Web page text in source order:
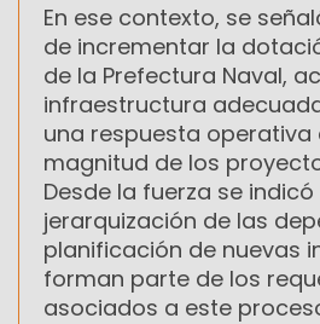
En ese contexto, se
de incrementar la
de la Prefectura Naval,
infraestructura
una respuesta operativa
magnitud de los
Desde la fuerza se indicó
jerarquización de las
planificación de nuevas
forman parte de los
asociados a este